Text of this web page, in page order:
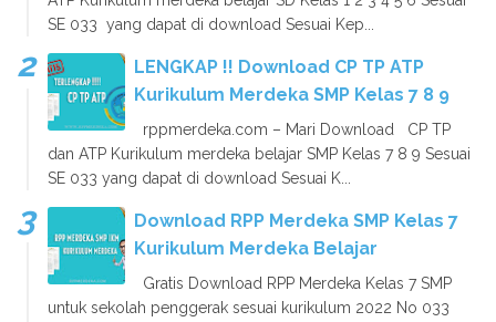
SE 033 yang dapat di download Sesuai Kep...
LENGKAP !! Download CP TP ATP
Kurikulum Merdeka SMP Kelas 7 8 9
rppmerdeka.com – Mari Download CP TP
dan ATP Kurikulum merdeka belajar SMP Kelas 7 8 9 Sesuai
SE 033 yang dapat di download Sesuai K...
Download RPP Merdeka SMP Kelas 7
Kurikulum Merdeka Belajar
Gratis Download RPP Merdeka Kelas 7 SMP
untuk sekolah penggerak sesuai kurikulum 2022 No 033